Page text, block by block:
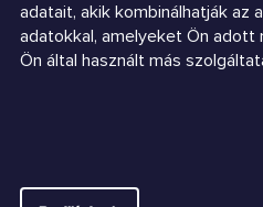
adatait, akik kombinálhatják az
adatokkal, amelyeket Ön adott
Ön által használt más
jog fenntartva. Süti beállítások